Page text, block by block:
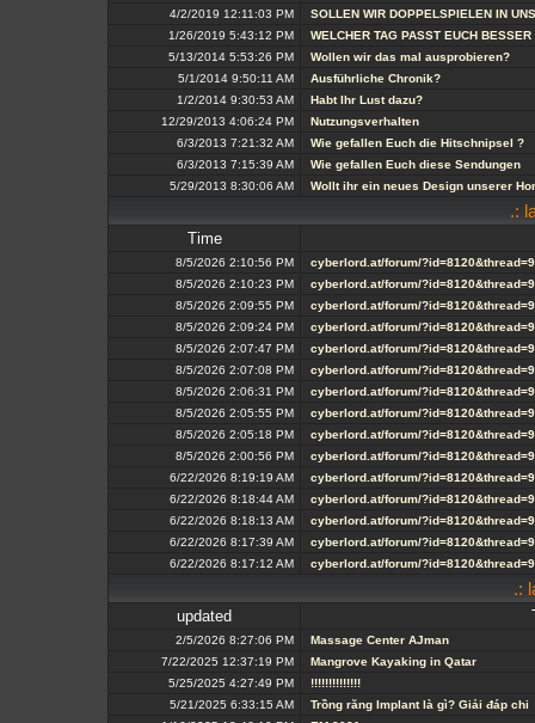
4/2/2019 12:11:03 PM
SOLLEN WIR DOPPELSPIELEN IN
1/26/2019 5:43:12 PM
WELCHER TAG PASST EUCH BESSER
5/13/2014 5:53:26 PM
Wollen wir das mal ausprobieren?
5/1/2014 9:50:11 AM
Ausführliche Chronik?
1/2/2014 9:30:53 AM
Habt Ihr Lust dazu?
12/29/2013 4:06:24 PM
Nutzungsverhalten
6/3/2013 7:21:32 AM
Wie gefallen Euch die Hitschnipsel ?
6/3/2013 7:15:39 AM
Wie gefallen Euch diese Sendungen
5/29/2013 8:30:06 AM
Wollt ihr ein neues Design unserer
.:
Time
8/5/2026 2:10:56 PM
cyberlord.at/forum/
8/5/2026 2:10:23 PM
cyberlord.at/forum/
8/5/2026 2:09:55 PM
cyberlord.at/forum/
8/5/2026 2:09:24 PM
cyberlord.at/forum/
8/5/2026 2:07:47 PM
cyberlord.at/forum/
8/5/2026 2:07:08 PM
cyberlord.at/forum/
8/5/2026 2:06:31 PM
cyberlord.at/forum/
8/5/2026 2:05:55 PM
cyberlord.at/forum/
8/5/2026 2:05:18 PM
cyberlord.at/forum/
8/5/2026 2:00:56 PM
cyberlord.at/forum/
6/22/2026 8:19:19 AM
cyberlord.at/forum/
6/22/2026 8:18:44 AM
cyberlord.at/forum/
6/22/2026 8:18:13 AM
cyberlord.at/forum/
6/22/2026 8:17:39 AM
cyberlord.at/forum/
6/22/2026 8:17:12 AM
cyberlord.at/forum/
.:
updated
2/5/2026 8:27:06 PM
Massage Center AJman
7/22/2025 12:37:19 PM
Mangrove Kayaking in Qatar
5/25/2025 4:27:49 PM
!!!!!!!!!!!!!!
5/21/2025 6:33:15 AM
Trồng răng Implant là gì? Giải đáp chi